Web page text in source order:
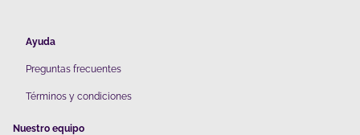
Ayuda
Preguntas frecuentes
Términos y condiciones
Nuestro equipo